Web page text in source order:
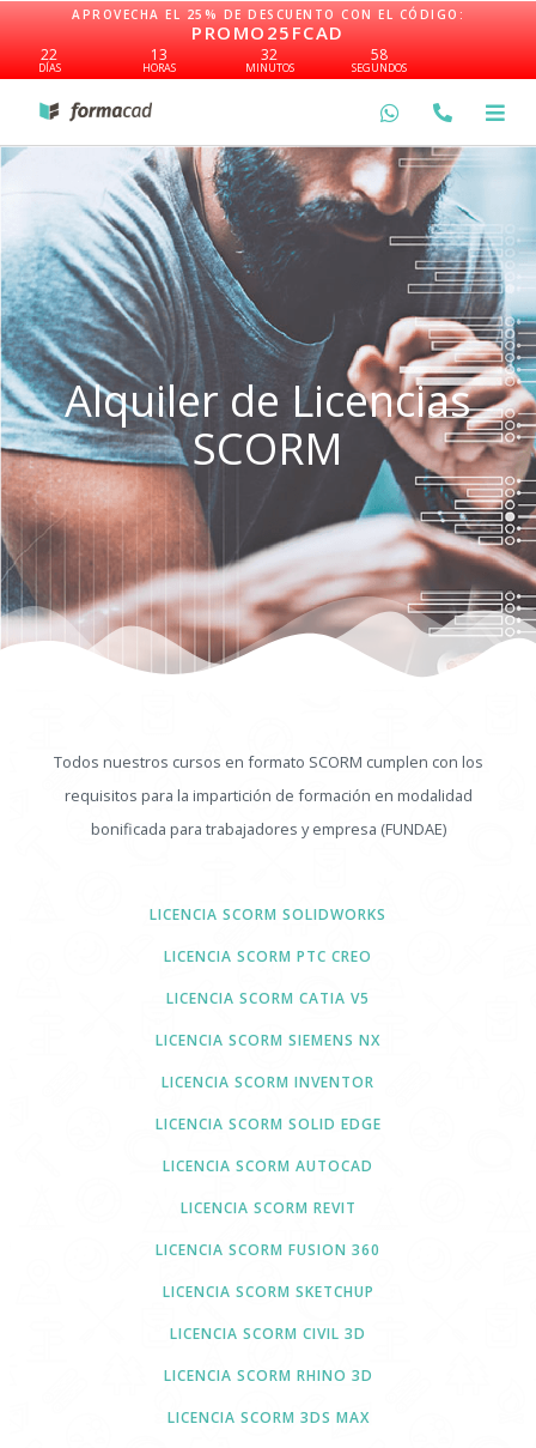
contenido
APROVECHA EL 25% DE DESCUENTO CON EL CÓDIGO:
PROMO25FCAD
22
DÍAS
13
HORAS
32
MINUTOS
57
SEGUNDOS
Alquiler de Licencias
SCORM
Todos nuestros cursos en formato SCORM cumplen con los
requisitos para la impartición de formación en modalidad
bonificada para trabajadores y empresa (FUNDAE)
LICENCIA SCORM SOLIDWORKS
LICENCIA SCORM PTC CREO
LICENCIA SCORM CATIA V5
LICENCIA SCORM SIEMENS NX
LICENCIA SCORM INVENTOR
LICENCIA SCORM SOLID EDGE
LICENCIA SCORM AUTOCAD
LICENCIA SCORM REVIT
LICENCIA SCORM FUSION 360
LICENCIA SCORM SKETCHUP
LICENCIA SCORM CIVIL 3D
LICENCIA SCORM RHINO 3D
LICENCIA SCORM 3DS MAX